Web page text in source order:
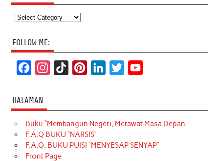
Categories
FOLLOW ME:
c
e
b
o
o
t
a
g
r
T
o
k
t
e
r
k
e
d
t
t
e
T
u
b
HALAMAN
Buku “Membangun Negeri, Merawat Masa Depan
F.A.Q BUKU “NARSIS”
F.A.Q. BUKU PUISI “MENYESAP SENYAP”
Front Page